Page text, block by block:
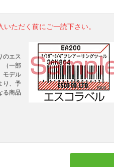
いただく前にご一読下さい。
のエス
（一部
モデル
り、予
る商品